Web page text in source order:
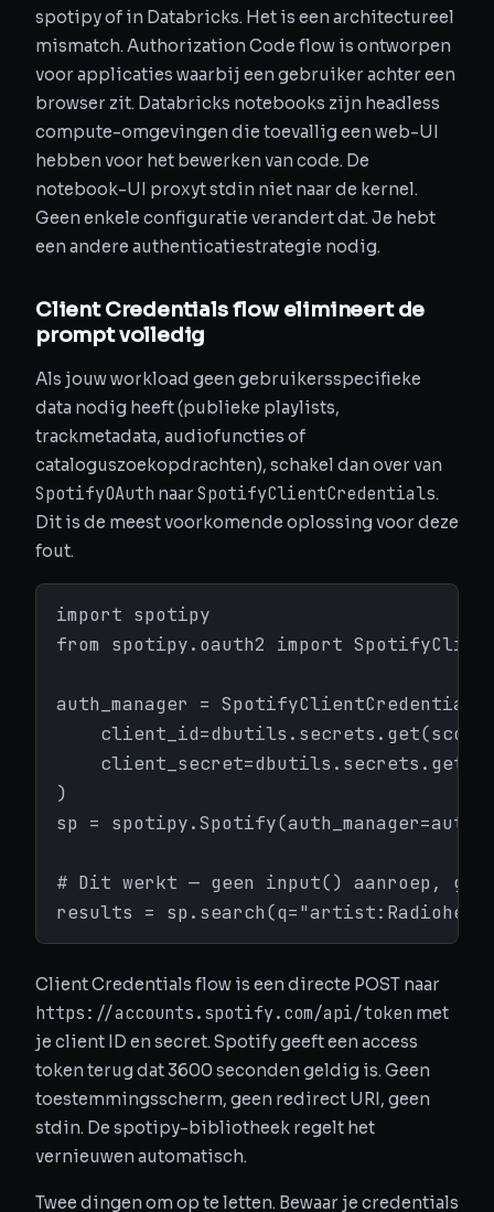
spotipy of in Databricks. Het is een architectureel
mismatch. Authorization Code flow is ontworpen
voor applicaties waarbij een gebruiker achter een
browser zit. Databricks notebooks zijn headless
compute-omgevingen die toevallig een web-UI
hebben voor het bewerken van code. De
notebook-UI proxyt stdin niet naar de kernel.
Geen enkele configuratie verandert dat. Je hebt
een andere authenticatiestrategie nodig.
Client Credentials flow elimineert de
prompt volledig
Als jouw workload geen gebruikersspecifieke
data nodig heeft (publieke playlists,
trackmetadata, audiofuncties of
cataloguszoekopdrachten), schakel dan over van
SpotifyOAuth naarSpotifyClientCredentials.
Dit is de meest voorkomende oplossing voor deze
fout.
import spotipy
from spotipy.oauth2 import
auth_manager =
)
sp =
# Dit werkt — geen input() aanroep,
results =
Client Credentials flow is een directe POST naar
https://accounts.spotify.com/api/token met
je client ID en secret. Spotify geeft een access
token terug dat 3600 seconden geldig is. Geen
toestemmingsscherm, geen redirect URI, geen
stdin. De spotipy-bibliotheek regelt het
vernieuwen automatisch.
Twee dingen om op te letten. Bewaar je credentials